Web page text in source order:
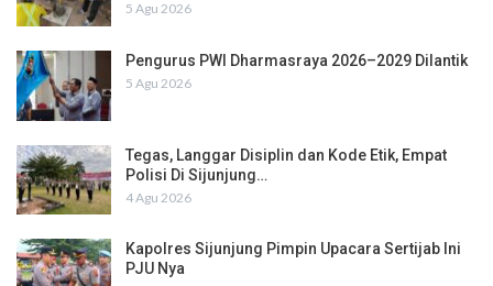
5 Agu 2026
Pengurus PWI Dharmasraya 2026–2029 Dilantik
5 Agu 2026
Tegas, Langgar Disiplin dan Kode Etik, Empat
Polisi Di Sijunjung…
4 Agu 2026
Kapolres Sijunjung Pimpin Upacara Sertijab Ini
PJU Nya